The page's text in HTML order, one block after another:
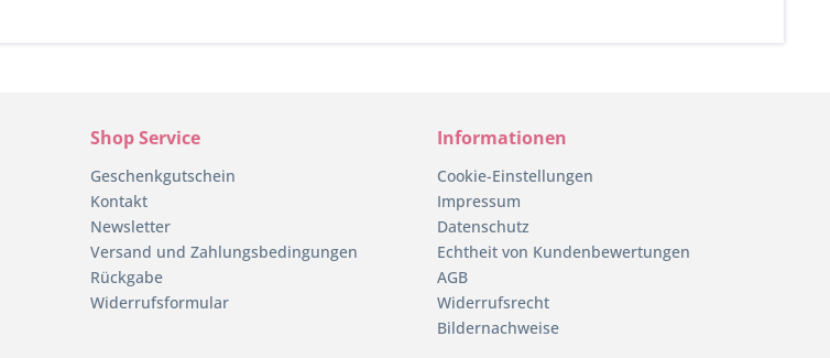
Shop Service
Geschenkgutschein
Kontakt
Newsletter
Versand und Zahlungsbedingungen
Rückgabe
Widerrufsformular
Informationen
Cookie-Einstellungen
Impressum
Datenschutz
Echtheit von Kundenbewertungen
AGB
Widerrufsrecht
Bildernachweise